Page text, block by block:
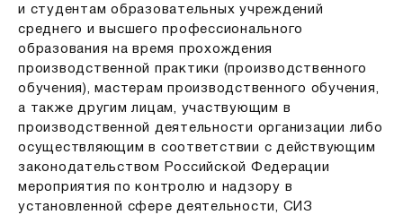
и студентам образовательных учреждений
среднего и высшего профессионального
образования на время прохождения
производственной практики (производственного
обучения), мастерам производственного обучения,
а также другим лицам, участвующим в
производственной деятельности организации либо
осуществляющим в соответствии с действующим
законодательством Российской Федерации
мероприятия по контролю и надзору в
установленной сфере деятельности, СИЗ